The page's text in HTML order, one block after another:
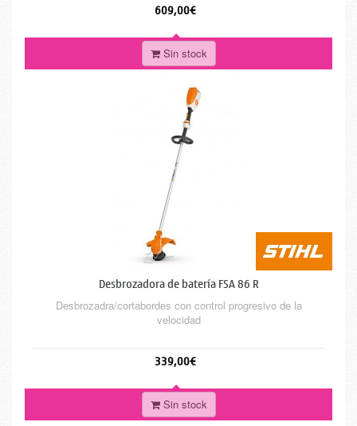
609,00€
Sin stock
Desbrozadora de batería FSA 86 R
Desbrozadra/cortabordes con control progresivo de la
velocidad
339,00€
Sin stock